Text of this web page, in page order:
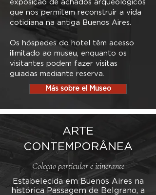
exposição de achados arqueológicos
que nos permitem reconstruir a vida
cotidiana na antiga Buenos Aires.
Os hóspedes do hotel têm acesso
ilimitado ao museu, enquanto os
visitantes podem fazer visitas
guiadas mediante reserva.
Más sobre el Museo
ARTE
CONTEMPORÂNEA
Coleção particular e itinerante
Estabelecida em Buenos Aires na
histórica Passagem de Belgrano, a